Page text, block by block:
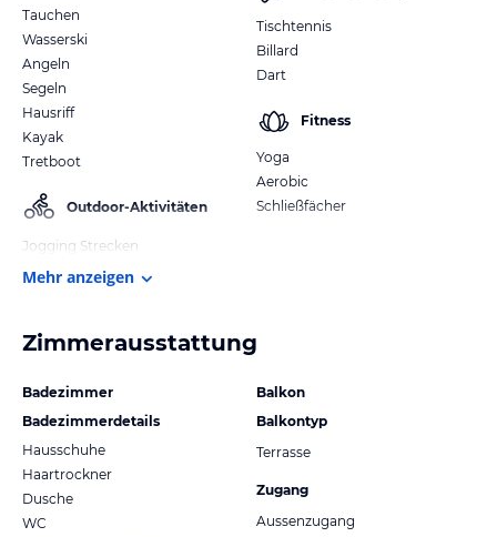
Tauchen
Wasserski
Angeln
Segeln
Hausriff
Kayak
Tretboot
Outdoor-Aktivitäten
Jogging Strecken
Tischtennis
Billard
Dart
Fitness
Yoga
Aerobic
Schließfächer
Mehr anzeigen
Zimmerausstattung
Badezimmer
Badezimmerdetails
Hausschuhe
Haartrockner
Dusche
WC
Balkon
Balkontyp
Terrasse
Zugang
Aussenzugang